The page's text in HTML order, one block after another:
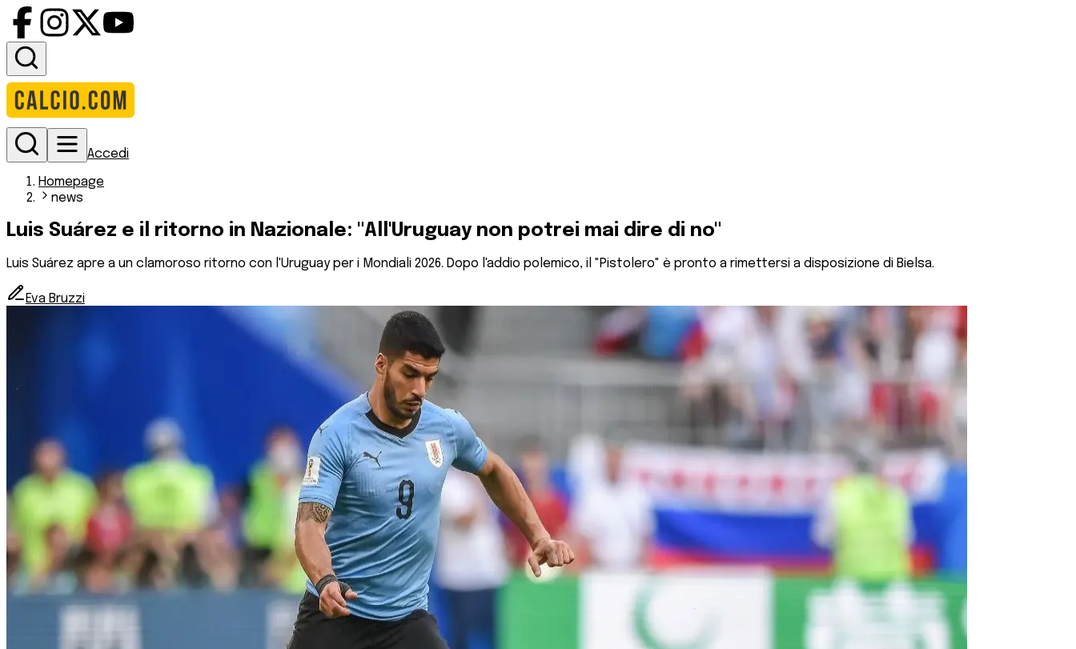
Accedi
Homepage
news
Luis Suárez e il ritorno in Nazionale: "All'Uruguay non potrei mai dire di no"
Luis Suárez apre a un clamoroso ritorno con l'Uruguay per i Mondiali 2026. Dopo l'addio polemico, il "Pistolero" è pronto a rimettersi a disposizione di Bielsa.
Eva Bruzzi